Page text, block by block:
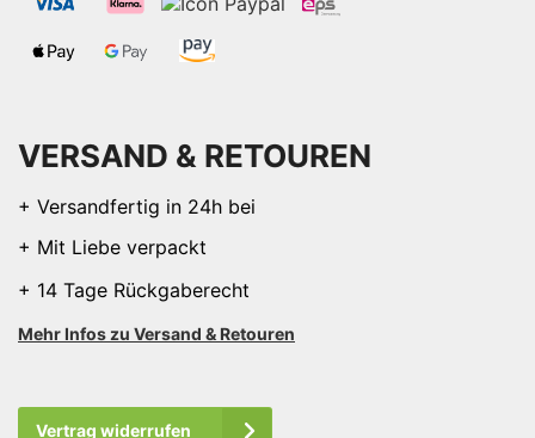
VERSAND & RETOUREN
+ Versandfertig in 24h bei
+ Mit Liebe verpackt
+ 14 Tage Rückgaberecht
Mehr Infos zu Versand & Retouren
Vertrag widerrufen